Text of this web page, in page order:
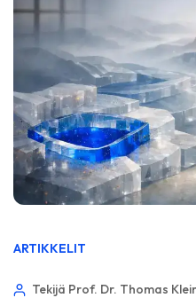
ARTIKKELIT
Tekijä Prof. Dr. Thomas